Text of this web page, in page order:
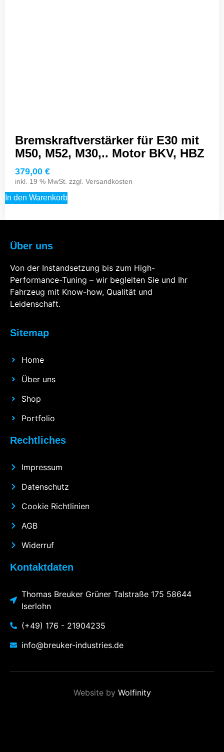
Bremskraftverstärker für E30 mit
M50, M52, M30,.. Motor BKV, HBZ
379,00 €
inkl. 19 % MwSt. zzgl. Versandkosten
In den Warenkorb
Über uns
Von der Instandsetzung bis zum High-
Performance-Tuning – wir begleiten Sie und Ihr
Fahrzeug mit Know-how, Qualität und
Leidenschaft.
Sitemap
Home
Über uns
Shop
Portfolio
Rechtliches
Impressum
Datenschutz
Cookie Richtlinien
AGB
Widerruf
Kontaktdaten
Thomas Breuker Grüner Talstraße 175 58644
Iserlohn
(+49) 176 - 21904235
info@breuker-industries.de
Website by Wolfinity